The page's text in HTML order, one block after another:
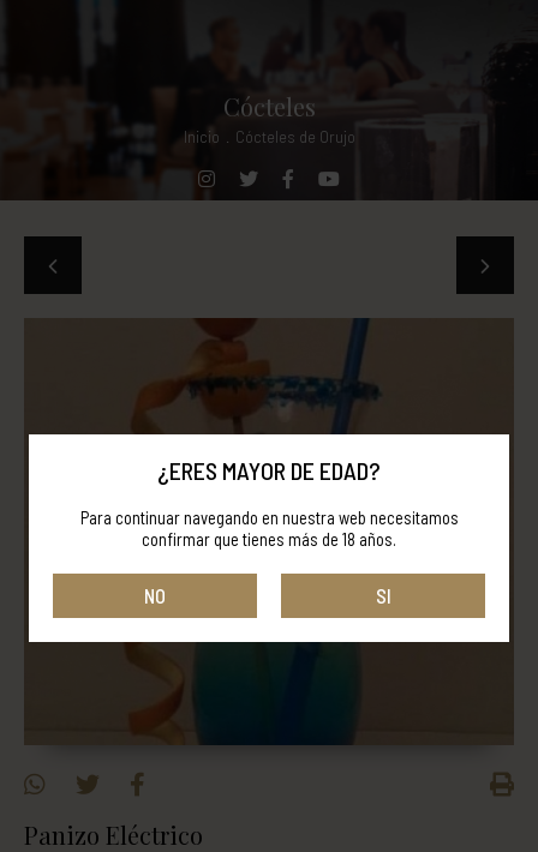
Cócteles
Inicio Cócteles de Orujo
Panizo Eléctrico
¿ERES MAYOR DE EDAD?
Para continuar navegando en nuestra web necesitamos
confirmar que tienes más de 18 años.
NO SI